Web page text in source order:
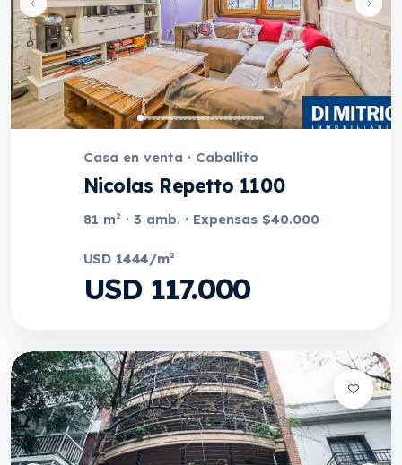
Casa en venta · Caballito
Nicolas Repetto 1100
81 m² · 3 amb. · Expensas $40.000
USD 1444/m²
USD 117.000